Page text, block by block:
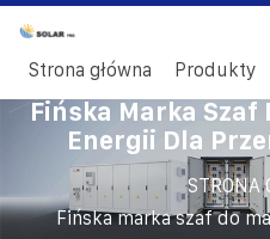
Strona główna Produkty
Fińska Marka Szaf
Energii Dla
STRONA
Fińska marka szaf do